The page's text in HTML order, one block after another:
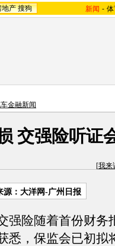
地产 搜狗 新闻 -
金融新闻
交强险听证
[我来
源：大洋网-广州日报
险随着首份财务
悉，保监会已初拟